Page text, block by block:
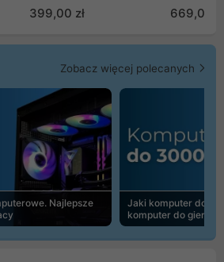
399,00 zł 669,00
Zobacz więcej polecanych
Najlepsze
Jaki komputer do
komputer do gier |